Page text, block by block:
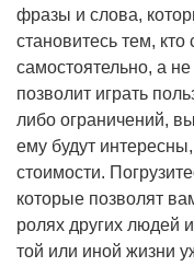
фразы и слова,
становитесь тем,
самостоятельно, а
позволит играть
либо ограничений,
ему будут
стоимости.
которые позволят
ролях других людей
той или иной жизни